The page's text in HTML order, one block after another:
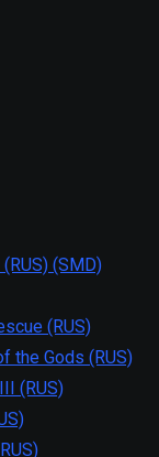
(SMD)
(RUS)
the Gods (RUS)
(RUS)